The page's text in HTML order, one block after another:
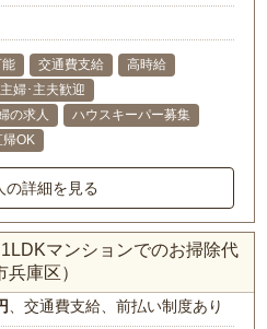
交通費支給
高時給
主婦･主夫歓迎
の求人
ハウスキーパー募集
帰OK
の詳細を見る
マンションでのお掃除代
庫区）
、交通費支給、前払い制度あり